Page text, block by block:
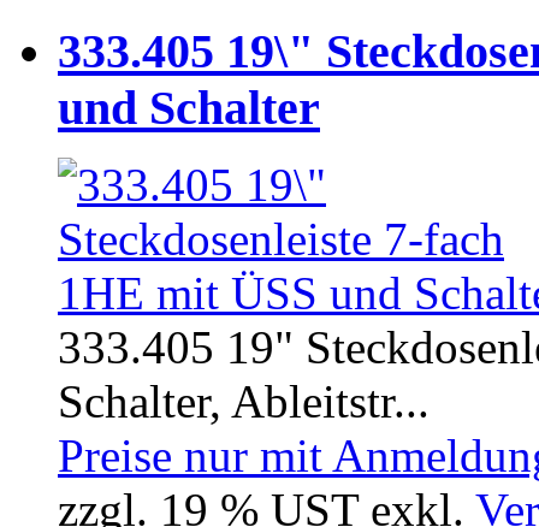
333.405 19\"
und Schalter
333.405 19"
Schalter, Ableitstr...
Preise nur mit
zzgl. 19 % UST exkl.